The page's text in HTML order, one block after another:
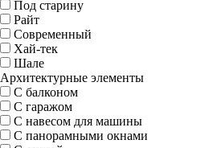
Под старину
Райт
Современный
Хай-тек
Шале
Архитектурные элементы
С балконом
С гаражом
С навесом для машины
С панорамными окнами